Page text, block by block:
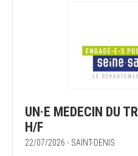
UN·E MEDECIN DU
H/F
22/07/2026 - SAINT-DENIS